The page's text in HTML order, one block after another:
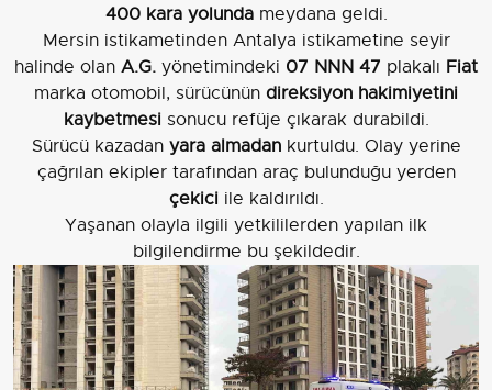
400 kara yolundameydana geldi.
Mersin istikametinden Antalya istikametine seyir
halinde olan A.G. yönetimindeki 07 NNN 47 plakalı Fiat
marka otomobil, sürücünün direksiyon hakimiyetini
kaybetmesisonucu refüje çıkarak durabildi.
Sürücü kazadan yara almadankurtuldu. Olay yerine
çağrılan ekipler tarafından araç bulunduğu yerden
çekiciile kaldırıldı.
Yaşanan olayla ilgili yetkililerden yapılan ilk
bilgilendirme bu şekildedir.